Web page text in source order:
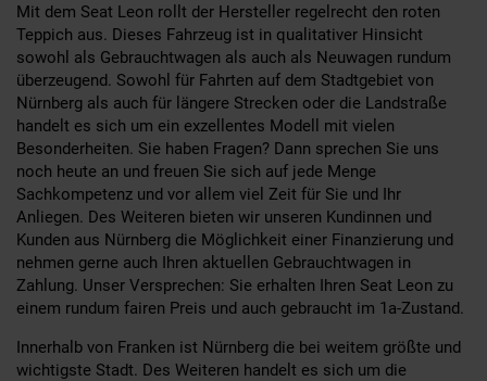
Mit dem Seat Leon rollt der Hersteller regelrecht den roten
Teppich aus. Dieses Fahrzeug ist in qualitativer Hinsicht
sowohl als Gebrauchtwagen als auch als Neuwagen rundum
überzeugend. Sowohl für Fahrten auf dem Stadtgebiet von
Nürnberg als auch für längere Strecken oder die Landstraße
handelt es sich um ein exzellentes Modell mit vielen
Besonderheiten. Sie haben Fragen? Dann sprechen Sie uns
noch heute an und freuen Sie sich auf jede Menge
Sachkompetenz und vor allem viel Zeit für Sie und Ihr
Anliegen. Des Weiteren bieten wir unseren Kundinnen und
Kunden aus Nürnberg die Möglichkeit einer Finanzierung und
nehmen gerne auch Ihren aktuellen Gebrauchtwagen in
Zahlung. Unser Versprechen: Sie erhalten Ihren Seat Leon zu
einem rundum fairen Preis und auch gebraucht im 1a-Zustand.
Innerhalb von Franken ist Nürnberg die bei weitem größte und
wichtigste Stadt. Des Weiteren handelt es sich um die